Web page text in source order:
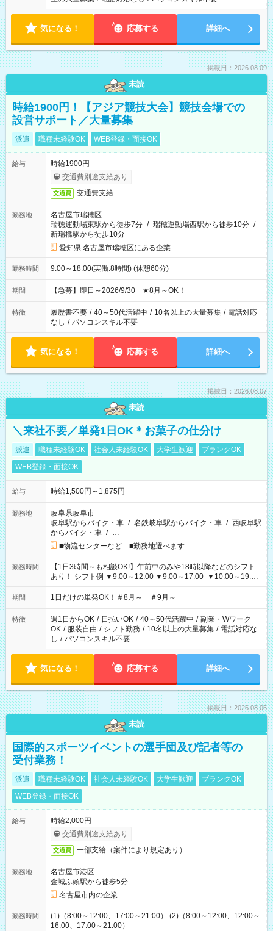
気になる！ 応募する 詳細へ
掲載日：2026.08.09
未読
時給1900円！【アジア競技大会】競技会場での
設営サポート／大量募集
派遣 職種未経験OK WEB登録・面接OK
給与
時給1900円
交通費別途支給あり
交通費 交通費支給
勤務地
名古屋市瑞穂区
瑞穂運動場東駅から徒歩7分 / 瑞穂運動場西駅から徒歩10分 /
新瑞橋駅から徒歩10分
愛知県 名古屋市瑞穂区にある企業
勤務時間 9:00～18:00(実働:8時間) (休憩60分)
期間 【急募】即日～2026/9/30 ★8月～OK！
特徴 履歴書不要 / 40～50代活躍中 / 10名以上の大量募集 / 電話対応
なし / パソコンスキル不要
気になる！ 応募する 詳細へ
掲載日：2026.08.07
未読
＼来社不要／単発1日OK＊お菓子の仕分け
派遣 職種未経験OK 社会人未経験OK 大学生歓迎
ブランクOK
WEB登録・面接OK
給与 時給1,500円～1,875円
勤務地
岐阜県岐阜市
岐阜駅からバイク・車 / 名鉄岐阜駅からバイク・車 / 西岐阜駅
からバイク・車 / …
■物流センターなど ■勤務地選べます
勤務時間
【1日3時間～も相談OK!】午前中のみや18時以降などのシフト
あり！ シフト例 ▼9:00～12:00 ▼9:00～17:00 ▼10:00～19:00
▼18:00～21:00
期間 1日だけの単発OK！＃8月～ ＃9月～
特徴 週1日からOK / 日払いOK / 40～50代活躍中 / 副業・Wワーク
OK / 服装自由 / シフト勤務 / 10名以上の大量募集 / 電話対応な
し / パソコンスキル不要
気になる！ 応募する 詳細へ
掲載日：2026.08.06
未読
国際的スポーツイベントの選手団及び記者等の
受付業務！
派遣 職種未経験OK 社会人未経験OK 大学生歓迎
ブランクOK
WEB登録・面接OK
給与
時給2,000円
交通費別途支給あり
交通費 一部支給（案件により規定あり）
勤務地
名古屋市港区
金城ふ頭駅から徒歩5分
名古屋市内の企業
勤務時間
(1)（8:00～12:00、17:00～21:00） (2)（8:00～12:00、12:00～
16:00、17:00～21:00）